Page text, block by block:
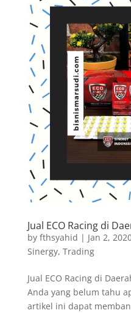
Jual ECO Racing di
by fthsyahid | Jan 2,
Sinergy, Trading
Jual ECO Racing di
Anda yang belum tahu
artikel ini dapat